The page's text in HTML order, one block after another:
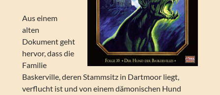
Aus einem
alten
Dokument geht
hervor, dass die
Familie
Baskerville, deren Stammsitz in Dartmoor liegt,
verflucht ist und von einem dämonischen Hund